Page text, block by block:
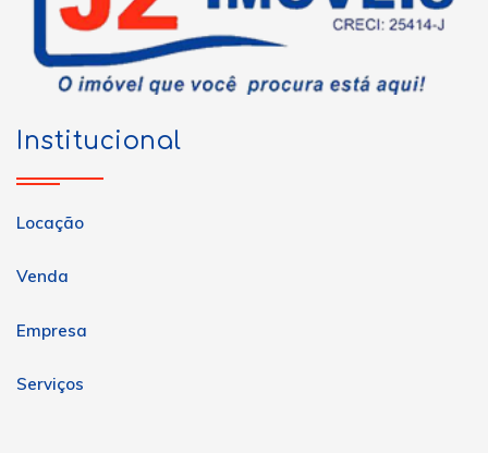
Institucional
Locação
Venda
Empresa
Serviços